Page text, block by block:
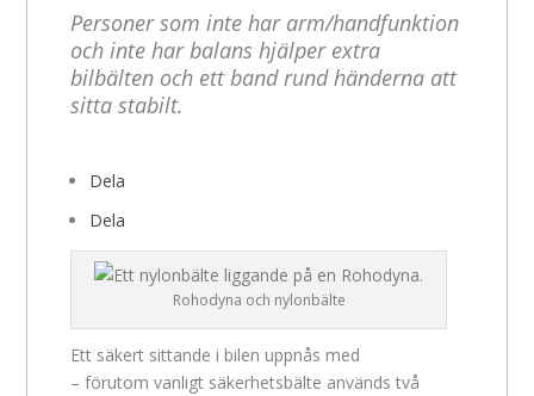
Personer som inte har arm/handfunktion
och inte har balans hjälper extra
bilbälten och ett band rund händerna att
sitta stabilt.
Dela
Dela
Rohodyna och nylonbälte
Ett säkert sittande i bilen uppnås med
– förutom vanligt säkerhetsbälte används två